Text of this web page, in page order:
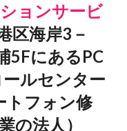
ョンサービ
区海岸3－
5FにあるPC
ルセンター
トフォン修
の法人）